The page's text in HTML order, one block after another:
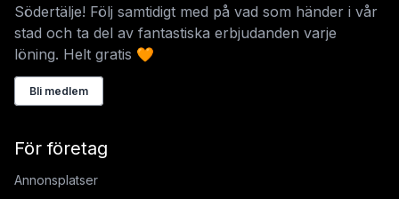
Södertälje! Följ samtidigt med på vad som händer i vår
stad och ta del av fantastiska erbjudanden varje
löning. Helt gratis 🧡
Bli medlem
För företag
Annonsplatser